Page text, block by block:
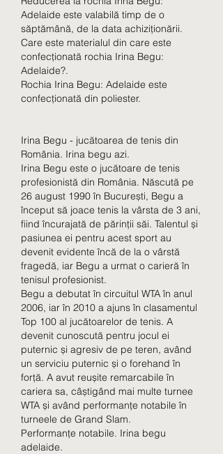
Adelaide este valabilă timp de o
săptămână, de la data achiziționării.
Care este materialul din care este
confecționată rochia Irina Begu:
Adelaide?.
Rochia Irina Begu: Adelaide este
confecționată din poliester.
Irina Begu - jucătoarea de tenis din
România. Irina begu azi.
Irina Begu este o jucătoare de tenis
profesionistă din România. Născută pe
26 august 1990 în București, Begu a
început să joace tenis la vârsta de 3 ani,
fiind încurajată de părinții săi. Talentul și
pasiunea ei pentru acest sport au
devenit evidente încă de la o vârstă
fragedă, iar Begu a urmat o carieră în
tenisul profesionist.
Begu a debutat în circuitul WTA în anul
2006, iar în 2010 a ajuns în clasamentul
Top 100 al jucătoarelor de tenis. A
devenit cunoscută pentru jocul ei
puternic și agresiv de pe teren, având
un serviciu puternic și o forehand în
forță. A avut reușite remarcabile în
cariera sa, câștigând mai multe turnee
WTA și având performanțe notabile în
turneele de Grand Slam.
Performanțe notabile. Irina begu
adelaide.